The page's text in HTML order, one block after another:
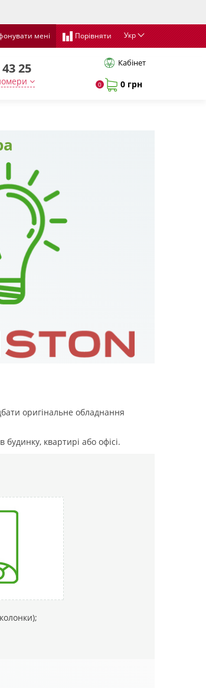
мені Порівняти Укр
25 Кабінет
0 0 грн
оригінальне обладнання
в будинку, квартирі або офісі.